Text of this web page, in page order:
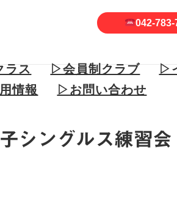
042-783-
ラス ▷会員制クラブ
▷
情報 ▷お問い合わせ
シングルス練習会